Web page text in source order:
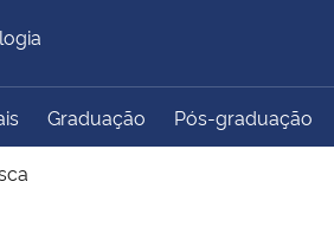
do Turismo
Ministério do
Graduação Pós-graduação